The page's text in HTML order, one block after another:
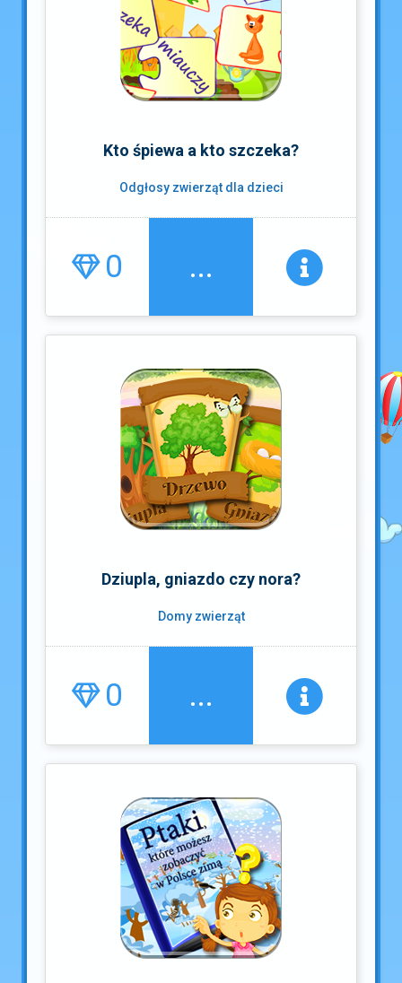
Kto śpiewa a kto szczeka?
Odgłosy zwierząt dla dzieci
0 ...
Dziupla, gniazdo czy nora?
Domy zwierząt
0 ...